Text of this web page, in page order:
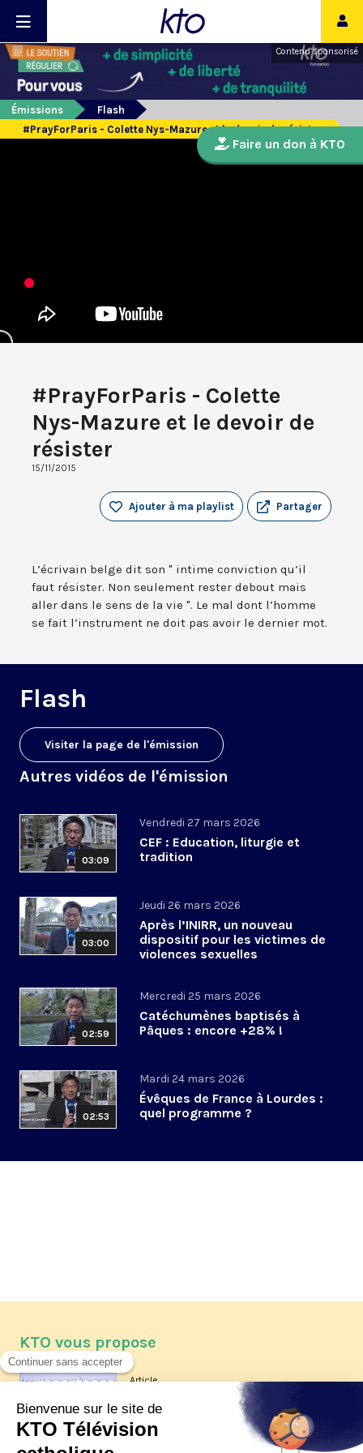
Contenu sponsorisé
Émissions
Flash
#PrayForParis - Colette Nys-Mazure et le devoir de résister
#PrayForParis - Colette
Nys-Mazure et le devoir de
résister
15/11/2015
Partager
Ajouter à ma playlist
L’écrivain belge dit son " intime conviction qu’il
faut résister. Non seulement rester debout mais
aller dans le sens de la vie ". Le mal dont l’homme
se fait l’instrument ne doit pas avoir le dernier mot.
Flash
Visiter la page de l'émission
Autres vidéos de l'émission
03:09
Vendredi 27 mars 2026
CEF : Education, liturgie et
tradition
03:00
Jeudi 26 mars 2026
Après l’INIRR, un nouveau
dispositif pour les victimes de
violences sexuelles
02:59
Mercredi 25 mars 2026
Catéchumènes baptisés à
Pâques : encore +28% !
02:53
Mardi 24 mars 2026
Évêques de France à Lourdes :
quel programme ?
Faire un don à KTO
KTO vous propose
Article
Les reportages d'été 2026 de KTO